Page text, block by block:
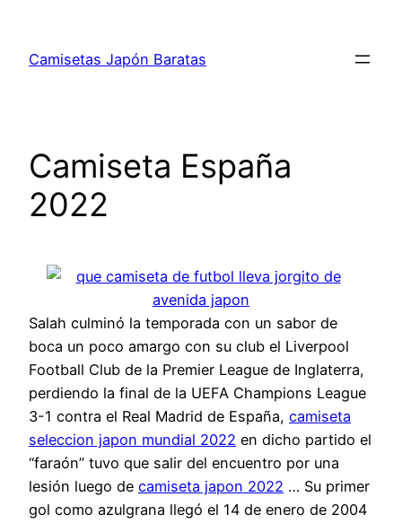
contenido
Camisetas Japón Baratas
Camiseta España
2022
Salah culminó la temporada con un sabor de
boca un poco amargo con su club el Liverpool
Football Club de la Premier League de Inglaterra,
perdiendo la final de la UEFA Champions League
3-1 contra el Real Madrid de España, camiseta
seleccion japon mundial 2022 en dicho partido el
“faraón” tuvo que salir del encuentro por una
lesión luego de camiseta japon 2022 … Su primer
gol como azulgrana llegó el 14 de enero de 2004